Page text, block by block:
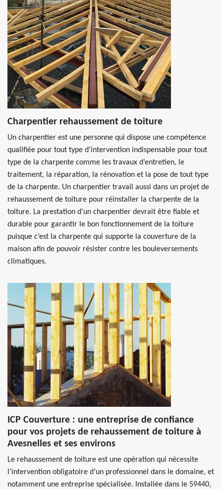
Charpentier rehaussement de toiture
Un charpentier est une personne qui dispose une compétence
qualifiée pour tout type d’intervention indispensable pour tout
type de la charpente comme les travaux d’entretien, le
traitement, la réparation, la rénovation et la pose de tout type
de la charpente. Un charpentier travail aussi dans un projet de
rehaussement de toiture pour réinstaller la charpente de la
toiture. La prestation d’un charpentier devrait être fiable et
durable pour garantir le bon fonctionnement de la toiture
puisque c’est la charpente qui supporte la couverture de la
maison afin de pouvoir résister contre les bouleversements
climatiques.
ICP Couverture : une entreprise de confiance
pour vos projets de rehaussement de toiture à
Avesnelles et ses environs
Le rehaussement de toiture est une opération qui nécessite
l’intervention obligatoire d’un professionnel dans le domaine, et
notamment une entreprise spécialisée. Installée dans le 59440,